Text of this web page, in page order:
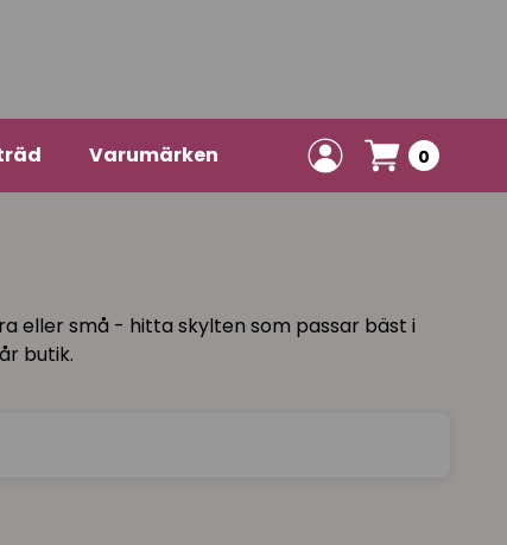
Varumärken 0
eller små - hitta skylten som passar bäst i
butik.